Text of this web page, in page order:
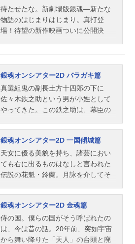
か話数全12話キャスト坂田銀八：杉
田智和志村新八：阪口大助神楽：釘
宮理恵志村妙：ゆきのさつき近藤
キャスト坂田銀時：杉田智和志村新
八：阪口大助神楽：釘宮理恵定春：
高橋美佳子近藤勲：千葉進歩土方十
志村妙：ゆきのさつきお登勢：くじ
らキャサリン：杉本ゆうスタッフ原
作：空知英秋「銀魂」連載：「週刊
少年ジャンプ」発行：集英社監督：
高松信司監修：藤田陽一脚本：大和
監督：竹内進二アニメーション制
作：サンライズ（BNPictures）主題
歌主題歌：「バクチ・ダンサー...
ことのなかった真実が、劇場版にて
明かされる。過去・白夜叉から連な
る銀時の、そして万事屋の物
年7月6日（土）【4DX上映】2025年
8月22日（金）〜キャスト坂田銀時：
杉田智和志村新八：阪口大助神楽：
釘宮理恵近藤勲：千葉進歩土方十四
郎：中井和哉沖田総悟：鈴村健一桂
英秋掲載：「週刊少年ジャンプ」発
行：集英社監督：藤田陽一監修：高
松信司脚本：大和屋暁キャラクター
デザイン・総作画監督：竹内進二ア
ニメーション制作：サンライズ（BN
ション」SPYAIRED：「Pray」Tomm
yheavenly6公開開始年＆季節2013ア
ニメ映画、2025アニメ映画(C)空知英
秋／...
い絆を持つ人物……銀時たちを教え
導いた師匠・吉田松陽とは別の人
格、虚（うつろ）だった――。最後
れにしようとしていた。虚の野望を
阻止し、師匠・松陽の悲願を胸に戦
い続ける銀時たちを援護するため、
新八、神楽、真選組、かぶき町の
面々、かつてのライバルたちまでも
力。己の命をかけて対峙する高杉。
ぼろぼろになった銀時が最後に見た
ものとは…！銀時は果たして、すべ
てを終わらせることができるの
か…！作品名銀魂THEFINAL放送形
ュール2021年1月8日（金）【4DX上
映】2025年11月14日（金）キャスト
坂田銀時：杉田智和志村新八：阪口
大助神楽：釘宮理恵定春：高橋美佳
子桂小太郎：石田彰高杉晋助：子安
待たせたな。新劇場版銀魂―新たな
物語のはじまりはじまり。真打登
場！待望の新作映画ついに公開決
ソード・吉原炎上篇を完全新作アニ
メとして映画化！圧巻のアクション
と熱いドラマを、新エピソードとと
もに大スクリーンのシネマスコープ
サイズで描く、娯楽超大作！―それ
語―人情。友情。そして…大きく、
深い愛情。2026年―銀魂の新たな伝
説に、笑って泣いて熱くなれ！作品
名新劇場版銀魂-吉原大炎上-放送形態
劇場版アニメシリーズ銀魂スケジュ
坂田銀時：杉田智和志村新八：阪口
大助神楽：釘宮理恵月詠：甲斐田裕
子晴太：三瓶由布子日輪：井上喜久
子鳳仙：銀河万丈神威：日野聡阿伏
兎：大塚芳忠桂小太郎：石田彰近藤
銀魂オンシアター2D バラガキ篇
真選組鬼の副長土方十四郎の下に
佐々木鉄之助という男が小姓として
やってきた。この鉄之助は、幕臣の
名門佐々木家の出身だが、手のつけ
られない問題児で、各署をたらい回
しにされ真選組へ送られてきたのだ
った。チャラついた態度の鉄之助
に、土方はイラつきながらも何とか
ある日、警察の中でもエリートが集
まる組織”見廻組”局長佐々木異三郎と
出くわす。異三郎は鉄之助の異母兄
だが、鉄之助を「落ちこぼれ」「妾
の子」と呼び蔑む。その発言に土方
銀魂オンシアター2D 一国傾城篇
天女に優る美貌を持ち、諸芸におい
ても右に出るものはなしと言われた
伝説の花魁・鈴蘭。月詠を介してそ
受け、浮かれ気分で吉原へとやって
きた銀時の目の前に現れたのは、傾
国の美姫であるという噂とは似ても
似つかない、余命幾許もないであろ
う老婆であった。――月が出たらま
銀魂オンシアター2D 金魂篇
侍の国。僕らの国がそう呼ばれたの
は、今は昔の話。20年前、突如宇宙
から舞い降りた「天人」の台頭と廃